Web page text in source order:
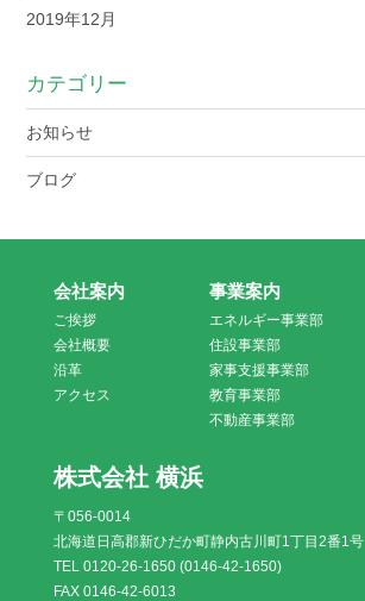
2019年12月
カテゴリー
お知らせ
ブログ
株式会社 横浜
〒056-0014
北海道日高郡新ひだか町静内古川町1丁目2番1号
TEL 0120-26-1650 (0146-42-1650)
FAX 0146-42-6013
会社案内
ご挨拶
会社概要
沿革
アクセス
事業案内
エネルギー事業部
住設事業部
家事支援事業部
教育事業部
不動産事業部